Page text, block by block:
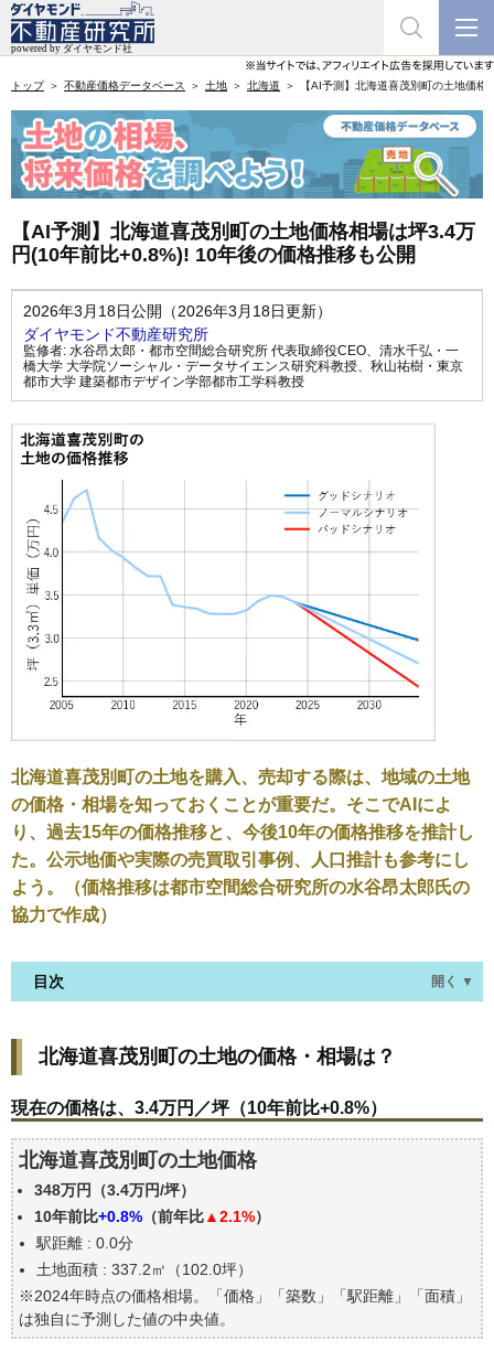
トップ 不動産価格データベース 土地 北海道 【AI予測】北海道喜茂別町の土地価
【AI予測】北海道喜茂別町の土地価格相場は坪3.4万
円(10年前比+0.8%)! 10年後の価格推移も公開
2026年3月18日公開（2026年3月18日更新）
ダイヤモンド不動産研究所
監修者: 水谷昂太郎・都市空間総合研究所 代表取締役CEO、 清水千弘・一
橋大学 大学院ソーシャル・データサイエンス研究科教授、 秋山祐樹・東京
都市大学 建築都市デザイン学部都市工学科教授
北海道喜茂別町の土地を購入、売却する際は、地域の土地
の価格・相場を知っておくことが重要だ。そこでAIによ
り、過去15年の価格推移と、今後10年の価格推移を推計し
た。公示地価や実際の売買取引事例、人口推計も参考にし
よう。（価格推移は都市空間総合研究所の水谷昂太郎氏の
協力で作成）
目次 開く ▼
現在の価格は、3.4万円／坪（10年前比+0.8%）
価格を詳細に分析しよう
北海道喜茂別町の土地の過去の売買事例
エリアの将来性を人口予想から検討しよう
自分の年収でいくらの不動産が買える？
北海道喜茂別町の土地の価格・相場は？
現在の価格は、3.4万円／坪（10年前比+0.8%）
北海道喜茂別町の土地価格
348万円（3.4万円/坪）
10年前比+0.8% （前年比▲2.1%）
駅距離 : 0.0分
土地面積 : 337.2㎡（102.0坪）
※2024年時点の価格相場。「価格」「築数」「駅距離」「面積」
は独自に予測した値の中央値。